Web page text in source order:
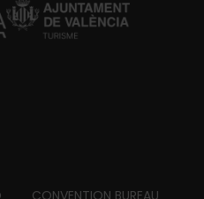
CONVENTION BUREAU